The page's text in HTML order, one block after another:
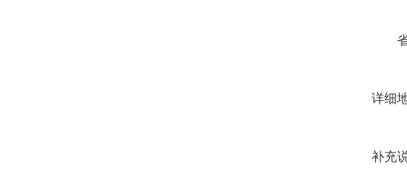
详细
补充